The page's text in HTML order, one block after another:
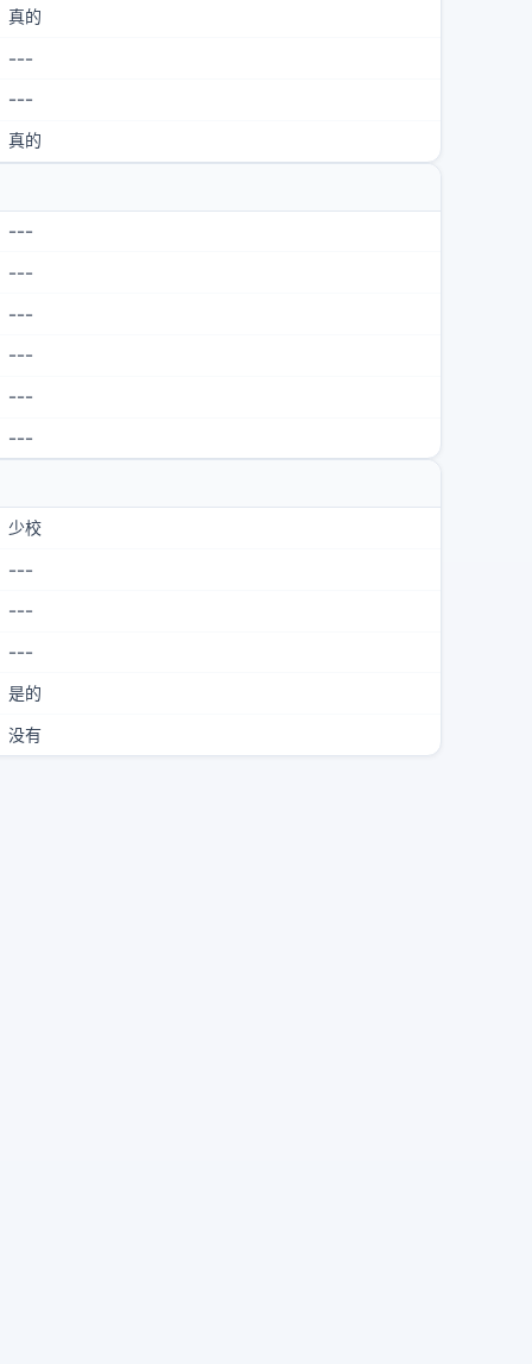
真的
---
---
真的
---
---
---
---
---
---
少校
---
---
---
是的
没有